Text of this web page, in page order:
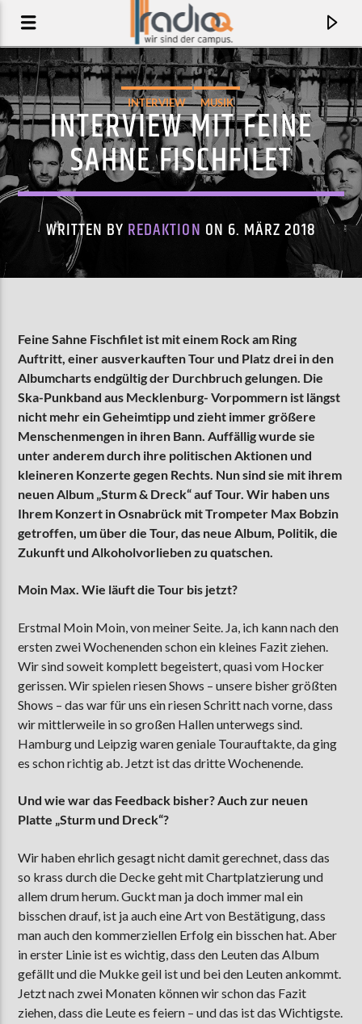
OH, YOU'RE SO FINE
LIZKI
AKTUELLE SENDUNG
MOEBIUS
12:00 24:00
ZU HÖREN IN Münster90,9 MHzSteinfurt103,9 MHz
INTERVIEW MUSIK
INTERVIEW MIT FEINE
SAHNE FISCHFILET
WRITTEN BY REDAKTION ON 6. MÄRZ 2018
Feine Sahne Fischfilet ist mit einem Rock am Ring
Auftritt, einer ausverkauften Tour und Platz drei in den
Albumcharts endgültig der Durchbruch gelungen. Die
Ska-Punkband aus Mecklenburg- Vorpommern ist längst
nicht mehr ein Geheimtipp und zieht immer größere
Menschenmengen in ihren Bann. Auffällig wurde sie
unter anderem durch ihre politischen Aktionen und
kleineren Konzerte gegen Rechts. Nun sind sie mit ihrem
neuen Album „Sturm & Dreck“ auf Tour. Wir haben uns
Ihrem Konzert in Osnabrück mit Trompeter Max Bobzin
getroffen, um über die Tour, das neue Album, Politik, die
Zukunft und Alkoholvorlieben zu quatschen.
Moin Max. Wie läuft die Tour bis jetzt?
Erstmal Moin Moin, von meiner Seite. Ja, ich kann nach den
ersten zwei Wochenenden schon ein kleines Fazit ziehen.
Wir sind soweit komplett begeistert, quasi vom Hocker
gerissen. Wir spielen riesen Shows – unsere bisher größten
Shows – das war für uns ein riesen Schritt nach vorne, dass
wir mittlerweile in so großen Hallen unterwegs sind.
Hamburg und Leipzig waren geniale Tourauftakte, da ging
es schon richtig ab. Jetzt ist das dritte Wochenende.
Und wie war das Feedback bisher? Auch zur neuen
Platte „Sturm und Dreck“?
Wir haben ehrlich gesagt nicht damit gerechnet, dass das
so krass durch die Decke geht mit Chartplatzierung und
allem drum herum. Guckt man ja doch immer mal ein
bisschen drauf, ist ja auch eine Art von Bestätigung, dass
man auch den kommerziellen Erfolg ein bisschen hat. Aber
in erster Linie ist es wichtig, dass den Leuten das Album
gefällt und die Mukke geil ist und bei den Leuten ankommt.
Jetzt nach zwei Monaten können wir schon das Fazit
ziehen, dass die Leute es feiern – und das ist das Wichtigste.